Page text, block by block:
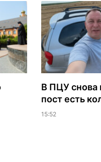
В ПЦУ снова
пост есть
15:52